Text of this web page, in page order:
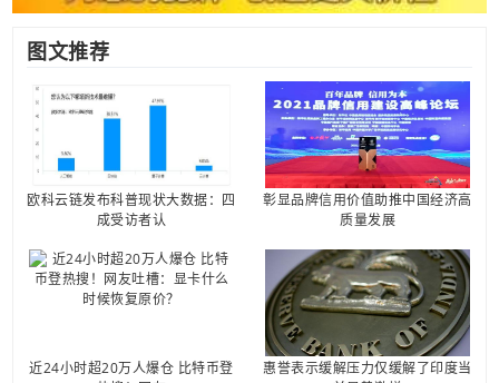
图文推荐
欧科云链发布科普现状大数据：四
成受访者认
彰显品牌信用价值助推中国经济高
质量发展
近24小时超20万人爆仓 比特币登
惠誉表示缓解压力仅缓解了印度当